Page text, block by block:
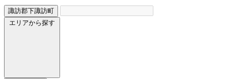
諏訪郡下諏訪町
エリアから探す